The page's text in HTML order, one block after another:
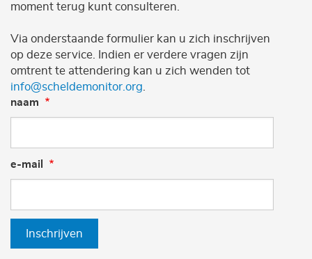
moment terug kunt consulteren.
Via onderstaande formulier kan u zich inschrijven
op deze service. Indien er verdere vragen zijn
omtrent te attendering kan u zich wenden tot
info@scheldemonitor.org
naam
e-mail
Inschrijven